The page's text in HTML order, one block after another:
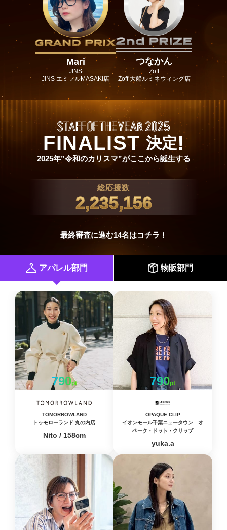
Mari
JINS
JINS エミフルMASAKI店
つなかん
Zoff
Zoff 大船ルミネウィング店
FINALIST 決定!
2025年”令和のカリスマ”がここから誕生する
総応援数
2,235,156
最終審査に進む14名はコチラ！
アパレル部門
790pt
TOMORROWLAND
トゥモローランド 丸の内店
Nito / 158cm
790pt
OPAQUE.CLIP
イオンモール千葉ニュータウン オ
ペーク・ドット・クリップ
yuka.a
物販部門